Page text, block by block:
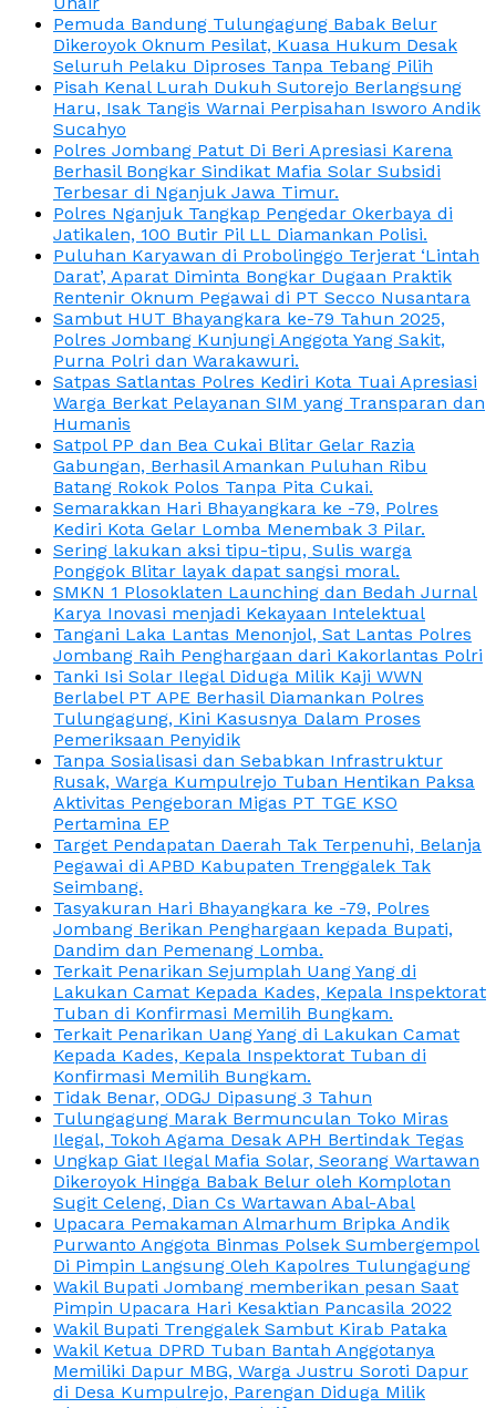
Pemuda Bandung Tulungagung Babak Belur
Dikeroyok Oknum Pesilat, Kuasa Hukum Desak
Seluruh Pelaku Diproses Tanpa Tebang Pilih
Pisah Kenal Lurah Dukuh Sutorejo Berlangsung
Haru, Isak Tangis Warnai Perpisahan Isworo Andik
Sucahyo
Polres Jombang Patut Di Beri Apresiasi Karena
Berhasil Bongkar Sindikat Mafia Solar Subsidi
Terbesar di Nganjuk Jawa Timur.
Polres Nganjuk Tangkap Pengedar Okerbaya di
Jatikalen, 100 Butir Pil LL Diamankan Polisi.
Puluhan Karyawan di Probolinggo Terjerat ‘Lintah
Darat’, Aparat Diminta Bongkar Dugaan Praktik
Rentenir Oknum Pegawai di PT Secco Nusantara
Sambut HUT Bhayangkara ke-79 Tahun 2025,
Polres Jombang Kunjungi Anggota Yang Sakit,
Purna Polri dan Warakawuri.
Satpas Satlantas Polres Kediri Kota Tuai Apresiasi
Warga Berkat Pelayanan SIM yang Transparan dan
Humanis
Satpol PP dan Bea Cukai Blitar Gelar Razia
Gabungan, Berhasil Amankan Puluhan Ribu
Batang Rokok Polos Tanpa Pita Cukai.
Semarakkan Hari Bhayangkara ke -79, Polres
Kediri Kota Gelar Lomba Menembak 3 Pilar.
Sering lakukan aksi tipu-tipu, Sulis warga
Ponggok Blitar layak dapat sangsi moral.
SMKN 1 Plosoklaten Launching dan Bedah Jurnal
Karya Inovasi menjadi Kekayaan Intelektual
Tangani Laka Lantas Menonjol, Sat Lantas Polres
Jombang Raih Penghargaan dari Kakorlantas Polri
Tanki Isi Solar Ilegal Diduga Milik Kaji WWN
Berlabel PT APE Berhasil Diamankan Polres
Tulungagung, Kini Kasusnya Dalam Proses
Pemeriksaan Penyidik
Tanpa Sosialisasi dan Sebabkan Infrastruktur
Rusak, Warga Kumpulrejo Tuban Hentikan Paksa
Aktivitas Pengeboran Migas PT TGE KSO
Pertamina EP
Target Pendapatan Daerah Tak Terpenuhi, Belanja
Pegawai di APBD Kabupaten Trenggalek Tak
Seimbang.
Tasyakuran Hari Bhayangkara ke -79, Polres
Jombang Berikan Penghargaan kepada Bupati,
Dandim dan Pemenang Lomba.
Terkait Penarikan Sejumplah Uang Yang di
Lakukan Camat Kepada Kades, Kepala Inspektorat
Tuban di Konfirmasi Memilih Bungkam.
Terkait Penarikan Uang Yang di Lakukan Camat
Kepada Kades, Kepala Inspektorat Tuban di
Konfirmasi Memilih Bungkam.
Tidak Benar, ODGJ Dipasung 3 Tahun
Tulungagung Marak Bermunculan Toko Miras
Ilegal, Tokoh Agama Desak APH Bertindak Tegas
Ungkap Giat Ilegal Mafia Solar, Seorang Wartawan
Dikeroyok Hingga Babak Belur oleh Komplotan
Sugit Celeng, Dian Cs Wartawan Abal-Abal
Upacara Pemakaman Almarhum Bripka Andik
Purwanto Anggota Binmas Polsek Sumbergempol
Di Pimpin Langsung Oleh Kapolres Tulungagung
Wakil Bupati Jombang memberikan pesan Saat
Pimpin Upacara Hari Kesaktian Pancasila 2022
Wakil Bupati Trenggalek Sambut Kirab Pataka
Wakil Ketua DPRD Tuban Bantah Anggotanya
Memiliki Dapur MBG, Warga Justru Soroti Dapur
di Desa Kumpulrejo, Parengan Diduga Milik